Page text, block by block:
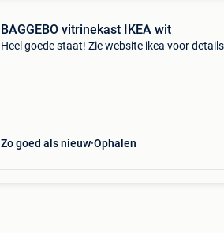
BAGGEBO vitrinekast IKEA wit
Heel goede staat! Zie website ikea voor details
Zo goed als nieuw Ophalen